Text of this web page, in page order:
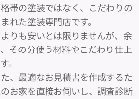
帯の塗装ではなく、こだわりの
れた塗装専門店です。
りも安いとは限りませんが、余
その分使う材料やこだわり仕上
。
、最適なお見積書を作成するた
お家を直接お伺いし、調査診断